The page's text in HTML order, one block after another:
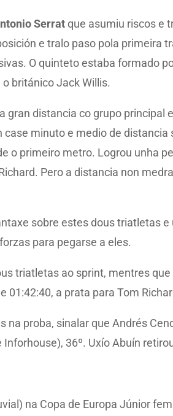
Serrat que asumiu riscos e
e tralo paso pola primeira
O quinteto estaba formado
británico Jack Willis.
gran distancia co grupo
minuto e medio de
o primeiro metro. Logrou unha
Pero a distancia non
sobre estes dous triatletas
para pegarse a eles.
triatletas ao sprint, mentres
01:42:40, a prata para Tom
proba, sinalar que Andrés
36º. Uxío Abuín
na Copa de Europa Júnior